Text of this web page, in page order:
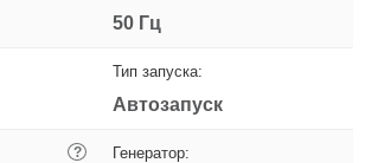
50 Гц
Тип запуска:
Автозапуск
? Генератор: